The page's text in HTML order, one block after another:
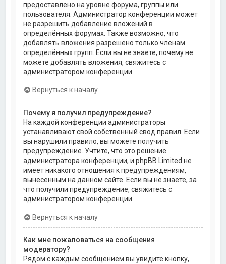
предоставлено на уровне форума, группы или
пользователя. Администратор конференции может
не разрешить добавление вложений в
определённых форумах. Также возможно, что
добавлять вложения разрешено только членам
определённых групп. Если вы не знаете, почему не
можете добавлять вложения, свяжитесь с
администратором конференции.
Вернуться к началу
Почему я получил предупреждение?
На каждой конференции администраторы
устанавливают свой собственный свод правил. Если
вы нарушили правило, вы можете получить
предупреждение. Учтите, что это решение
администратора конференции, и phpBB Limited не
имеет никакого отношения к предупреждениям,
вынесенным на данном сайте. Если вы не знаете, за
что получили предупреждение, свяжитесь с
администратором конференции.
Вернуться к началу
Как мне пожаловаться на сообщения
модератору?
Рядом с каждым сообщением вы увидите кнопку,